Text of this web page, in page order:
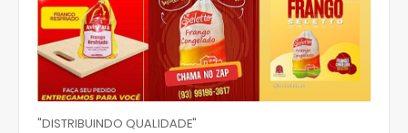
"DISTRIBUINDO QUALIDADE"